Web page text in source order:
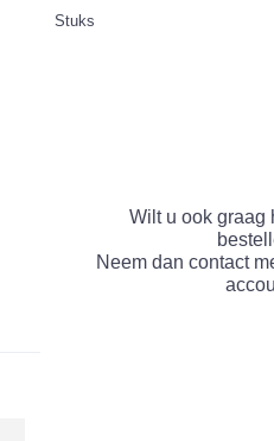
Stuks
Wilt u ook graag
Neem dan contact